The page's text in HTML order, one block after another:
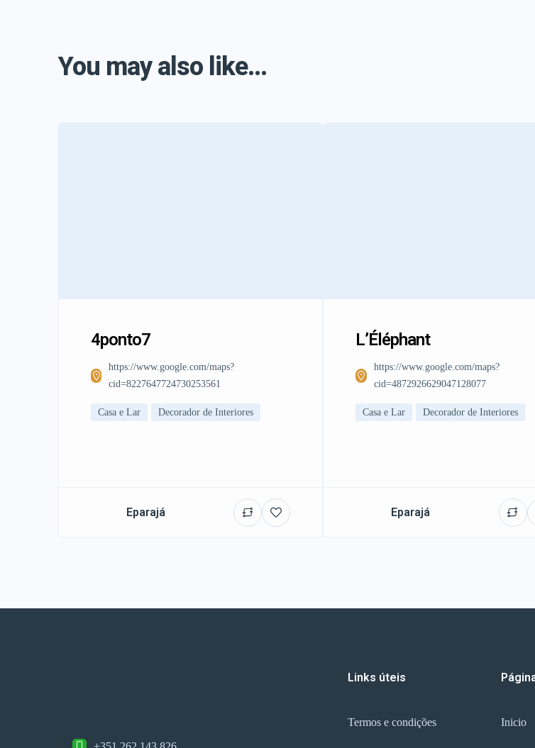
You may also like...
4ponto7
https://www.google.com/maps?
cid=8227647724730253561
Casa e Lar Decorador de Interiores
Eparajá
L’Éléphant
https://www.google.com/maps?
cid=4872926629047128077
Casa e Lar Decorador de Interiores
Eparajá
Links úteis
Termos e condições Inicio